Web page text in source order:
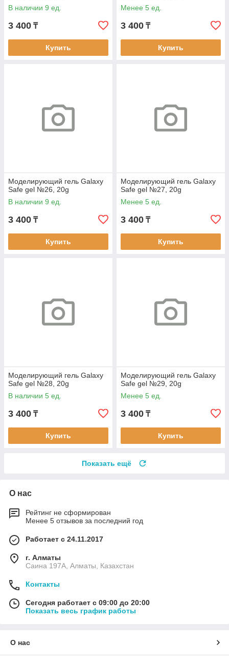
В наличии 9 ед.
3 400 ₸
Купить
Менее 5 ед.
3 400 ₸
Купить
Моделирующий гель Galaxy
Safe gel №26, 20g
В наличии 9 ед.
3 400 ₸
Купить
Моделирующий гель Galaxy
Safe gel №27, 20g
Менее 5 ед.
3 400 ₸
Купить
Моделирующий гель Galaxy
Safe gel №28, 20g
В наличии 5 ед.
3 400 ₸
Купить
Моделирующий гель Galaxy
Safe gel №29, 20g
Менее 5 ед.
3 400 ₸
Купить
Показать ещё
О нас
Рейтинг не сформирован
Менее 5 отзывов за последний год
Работает с 24.11.2017
г. Алматы
Саина 197А, Алматы, Казахстан
Контакты
Сегодня работает с 09:00 до 20:00
Показать весь график работы
О нас